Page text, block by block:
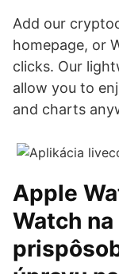
Add our
homepage, or
clicks. Our
allow you to
and charts
Apple
Watch